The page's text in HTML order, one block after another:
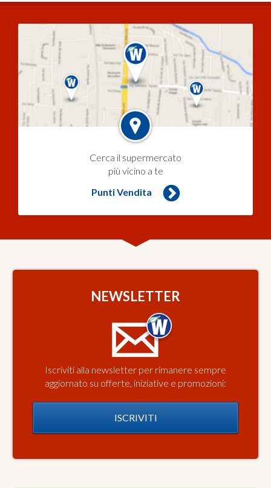
Cerca il supermercato
più vicino a te
Punti Vendita
NEWSLETTER
Iscriviti alla newsletter per rimanere sempre
aggiornato su offerte, iniziative e promozioni:
ISCRIVITI